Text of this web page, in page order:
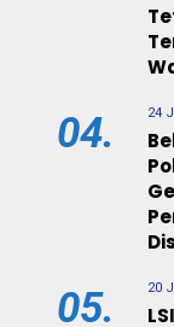
04. 24
05. 20